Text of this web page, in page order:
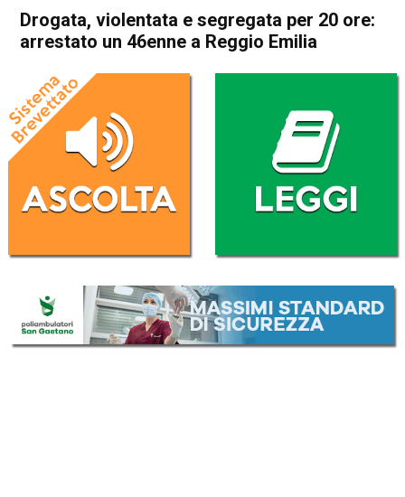
Drogata, violentata e segregata per 20 ore:
arrestato un 46enne a Reggio Emilia
Cronaca Italia
Cronaca Italia
Drogata, violentata e
segregata per 20 ore:
arrestato un 46enne a Reggio
Emilia
Da Redazione Nazionale
14 Gennaio 2024 (aggiornato il14 Gennaio 2024 22:49)